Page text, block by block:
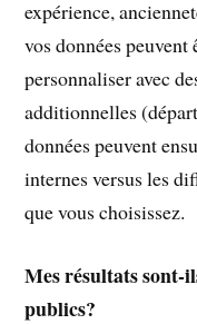
expérience,
vos données
personnaliser avec
additionnelles
données peuvent
internes versus les
que vous choisissez.
Mes résultats sont-
publics?